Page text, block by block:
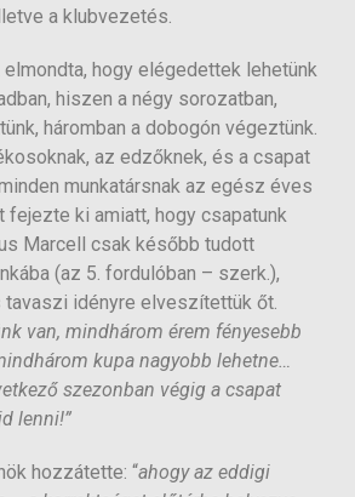
a klubvezetés.
hogy elégedettek lehetünk
hiszen a négy sorozatban,
háromban a dobogón végeztünk.
az edzőknek, és a csapat
munkatársnak az egész éves
fejezte ki amiatt, hogy csapatunk
Marcell csak később tudott
(az 5. fordulóban – szerk.),
idényre elveszítettük őt.
van, mindhárom érem fényesebb
kupa nagyobb lehetne…
szezonban végig a csapat
lenni!”
hozzátette: “ahogy az eddigi